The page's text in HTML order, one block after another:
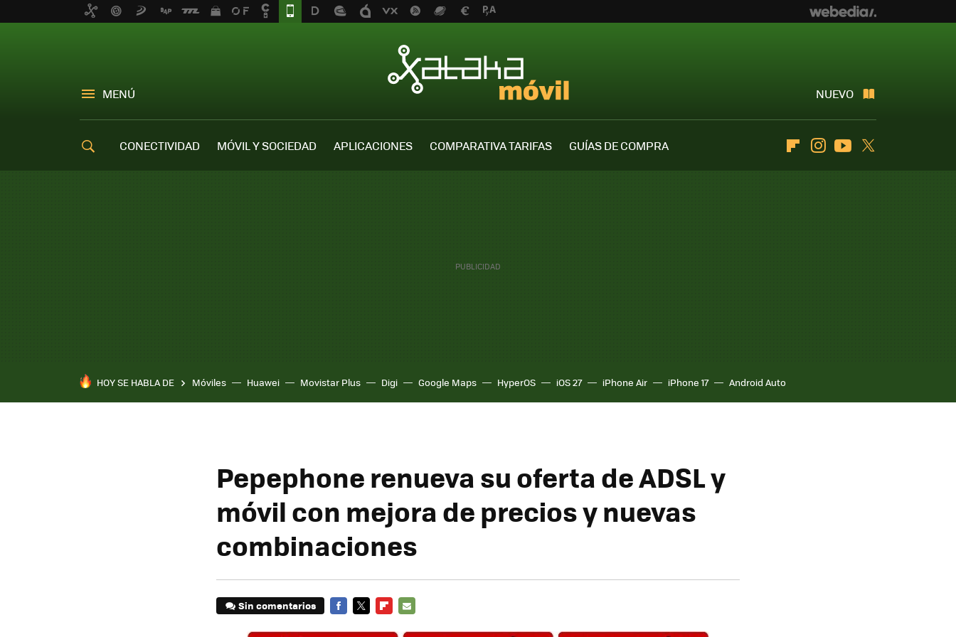
MENÚ NUEVO
CONECTIVIDAD MÓVIL Y SOCIEDAD APLICACIONES COMPARATIVA TARIFAS
GUÍAS DE COMPRA
FlipboardInstagramYoutube
HOY SE HABLA DE Móviles Huawei Movistar Plus Digi Google Maps HyperOS iOS 27 iPhone Air iPhone 17 Android Auto
Pepephone renueva su oferta de ADSL y
móvil con mejora de precios y nuevas
combinaciones
Sin comentarios